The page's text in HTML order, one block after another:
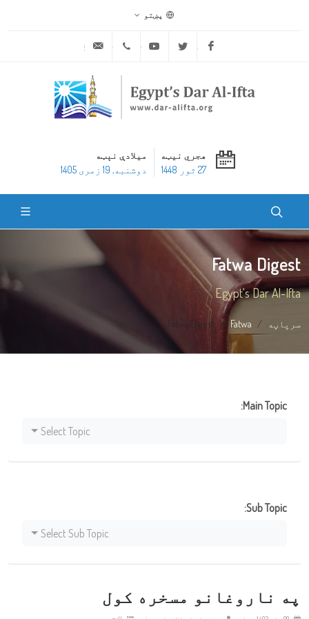
پښتو
Facebook
Twitter
Youtube
هجري نیټه
27 ثور 1448
میلادې نېټه
دوشنبه, 19 زمری 1405
Fatwa Digest
Egypt's Dar Al-Ifta
سرپاڼه Fatwa
Fatwa Digest
Main Topic:
Select Topic
Sub Topic:
Select Sub Topic
په ناروغانو مسخره کول